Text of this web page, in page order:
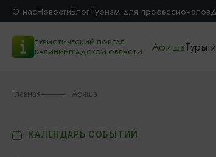
О насНовостиБлогТуризм для профессионалов
ТУРИСТИЧЕСКИЙ ПОРТАЛ
КАЛИНИНГРАДСКОЙ ОБЛАСТИ
АфишаТуры
Главная Афиша
КАЛЕНДАРЬ СОБЫТИЙ